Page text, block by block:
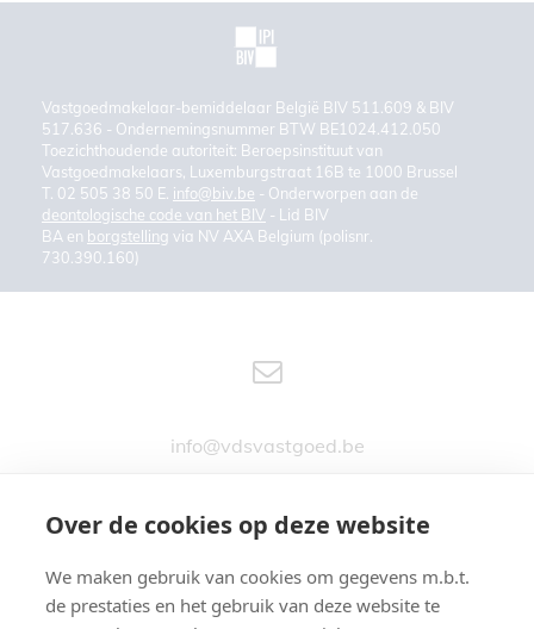
Vastgoedmakelaar-bemiddelaar België BIV 511.609 & BIV
517.636 - Ondernemingsnummer BTW BE1024.412.050
Toezichthoudende autoriteit: Beroepsinstituut van
Vastgoedmakelaars, Luxemburgstraat 16B te 1000 Brussel
T. 02 505 38 50 E. info@biv.be - Onderworpen aan de
deontologische code van het BIV - Lid BIV
BA en borgstelling via NV AXA Belgium (polisnr.
730.390.160)
info@vdsvastgoed.be
Stationsstraat 76
9890 GAVERE
Over de cookies op deze website
We maken gebruik van cookies om gegevens m.b.t.
de prestaties en het gebruik van deze website te